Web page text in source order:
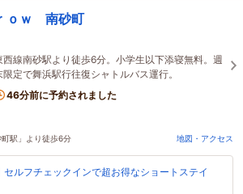
ｏｗ 南砂町
西線南砂駅より徒歩6分。小学生以下添寝無料。週
限定で舞浜駅行往復シャトルバス運行。
46分前に予約されました
駅」より徒歩6分 地図・アクセス
セルフチェックインで超お得なショートステイ